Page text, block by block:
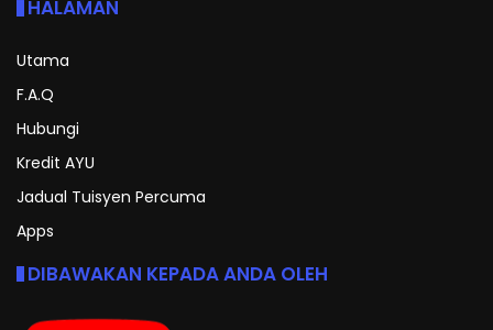
HALAMAN
Utama
F.A.Q
Hubungi
Kredit AYU
Jadual Tuisyen Percuma
Apps
DIBAWAKAN KEPADA ANDA OLEH